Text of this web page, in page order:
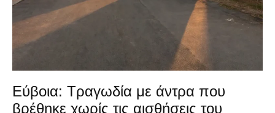
Εύβοια: Τραγωδία με άντρα που
βρέθηκε χωρίς τις αισθήσεις του